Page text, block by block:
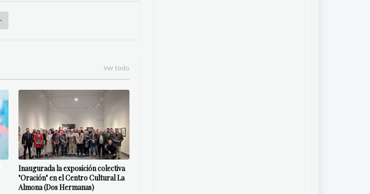
Ver todo
Inaugurada la exposición colectiva
"Oración" en el Centro Cultural La
Almona (Dos Hermanas)